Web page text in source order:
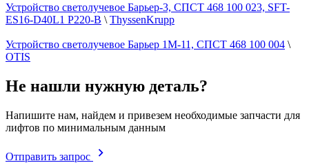
Устройство светолучевое Барьер-3, СПСТ 468 100 023, SFT-
ES16-D40L1 P220-B \ ThyssenKrupp
Устройство светолучевое Барьер 1М-11, СПСТ 468 100 004 \
OTIS
Не нашли нужную деталь?
Напишите нам, найдем и привезем необходимые запчасти для
лифтов по минимальным данным
Отправить запрос